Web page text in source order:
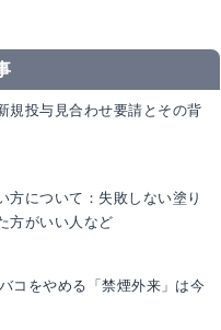
規投与見合わせ要請とその背
方について：失敗しない塗り
方がいい人など
コをやめる「禁煙外来」は今